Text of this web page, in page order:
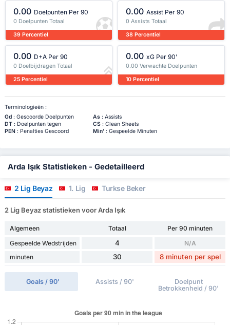
0.00 Doelpunten Per 90
0 Doelpunten Totaal
39 Percentiel
0.00 Assist Per 90
0 Assists Totaal
38 Percentiel
0.00 D+A Per 90
0 Doelbijdragen Totaal
25 Percentiel
0.00 xG Per 90'
0.00 Verwachte Doelpunten
10 Percentiel
Terminologieën :
Gd: Gescoorde Doelpunten As: Assists
DT: Doelpunten tegen CS: Clean Sheets
PEN: Penalties Gescoord Min': Gespeelde Minuten
Arda Işık Statistieken - Gedetailleerd
2 Lig Beyaz 1. Lig Turkse Beker
2 Lig Beyaz statistieken voor Arda Işık
Algemeen Totaal
Per 90 minuten
Gespeelde Wedstrijden
4
N/A
minuten
30 8 minuten per spel
Goals / 90' Assists / 90'
Doelpunt
Betrokkenheid / 90'